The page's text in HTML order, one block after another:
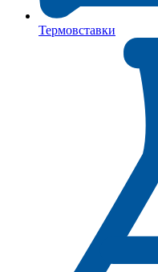
Термовставки